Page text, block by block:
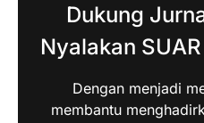
Dukung
Nyalakan
Dengan menjadi
membantu